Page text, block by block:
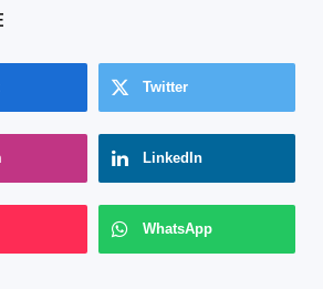
Twitter
LinkedIn
WhatsApp